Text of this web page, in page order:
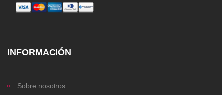
INFORMACIÓN
Sobre nosotros